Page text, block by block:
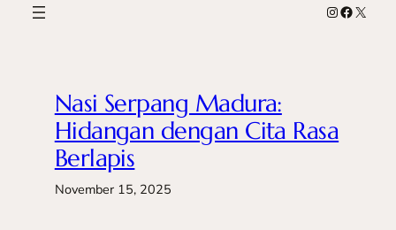
Instagram
X
Nasi Serpang Madura:
Hidangan dengan Cita Rasa
Berlapis
November 15, 2025